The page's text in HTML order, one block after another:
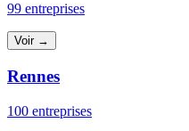
99 entreprises
Voir →
Rennes
100 entreprises